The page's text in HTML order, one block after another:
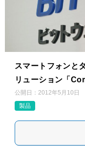
スマートフォンと
リューション「
公開日： 2012年5月10日
製品